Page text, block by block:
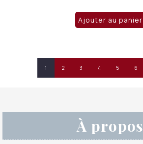
Ajouter au panier
1 2 3 4 5 6
À propos